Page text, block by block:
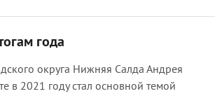
года
округа Нижняя Салда Андрея
в 2021 году стал основной темой